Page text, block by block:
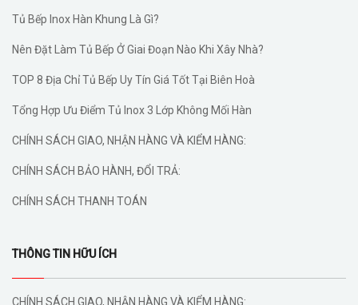
Tủ Bếp Inox Hàn Khung Là Gì?
Nên Đặt Làm Tủ Bếp Ở Giai Đoạn Nào Khi Xây Nhà?
TOP 8 Địa Chỉ Tủ Bếp Uy Tín Giá Tốt Tại Biên Hoà
Tổng Hợp Ưu Điểm Tủ Inox 3 Lớp Không Mối Hàn
CHÍNH SÁCH GIAO, NHẬN HÀNG VÀ KIỂM HÀNG:
CHÍNH SÁCH BẢO HÀNH, ĐỔI TRẢ:
CHÍNH SÁCH THANH TOÁN
THÔNG TIN HỮU ÍCH
CHÍNH SÁCH GIAO, NHẬN HÀNG VÀ KIỂM HÀNG: